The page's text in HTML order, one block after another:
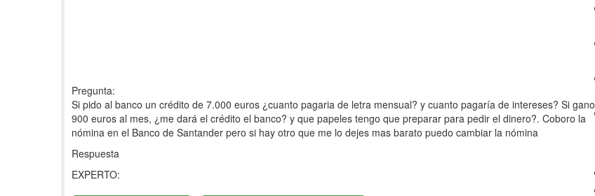
Pregunta:
Si pido al banco un crédito de 7.000 euros ¿cuanto pagaria de letra mensual? y cuanto pagaría de intereses? Si gano
900 euros al mes, ¿me dará el crédito el banco? y que papeles tengo que preparar para pedir el dinero?. Coboro la
nómina en el Banco de Santander pero si hay otro que me lo dejes mas barato puedo cambiar la nómina
Respuesta
EXPERTO: